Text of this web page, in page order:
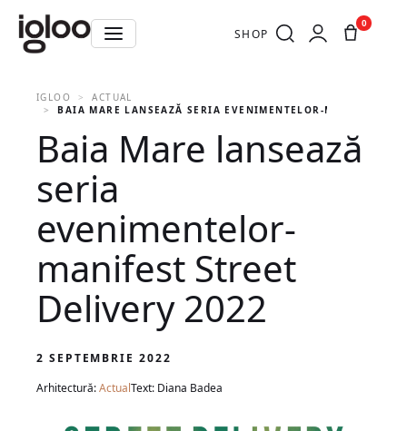
SHOP
0
IGLOO
ACTUAL
BAIA MARE LANSEAZĂ SERIA EVENIMENTELOR-MANIFEST
Baia Mare lansează
seria
evenimentelor-
manifest Street
Delivery 2022
2 SEPTEMBRIE 2022
Arhitectură:ActualText: Diana Badea